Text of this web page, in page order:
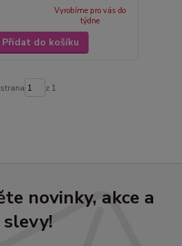
Vyrobíme pro vás do
týdne
Přidat do košíku
strana z 1
novinky, akce a
slevy!